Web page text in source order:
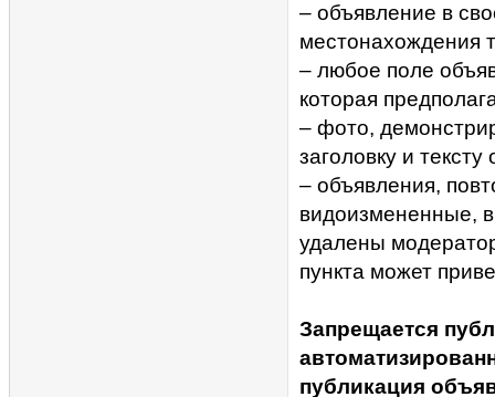
– объявление в
местонахождения
– любое поле
которая
– фото,
заголовку и
– объявления,
видоизмененные,
удалены
пункта может
Запрещается
публикация